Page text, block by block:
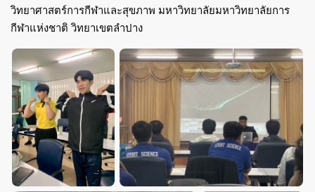
วิทยาศาสตร์การกีฬาและสุขภาพ มหาวิทยาลัยมหาวิทยาลัยการ
กีฬาแห่งชาติ วิทยาเขตลำปาง